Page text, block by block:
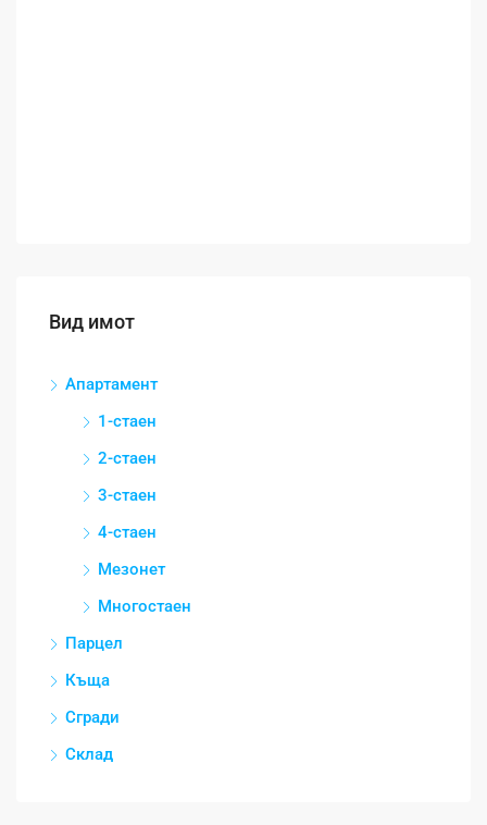
Вид имот
Апартамент
1-стаен
2-стаен
3-стаен
4-стаен
Мезонет
Многостаен
Парцел
Къща
Сгради
Склад